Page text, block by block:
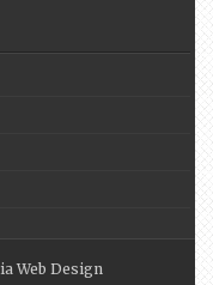
Web Design